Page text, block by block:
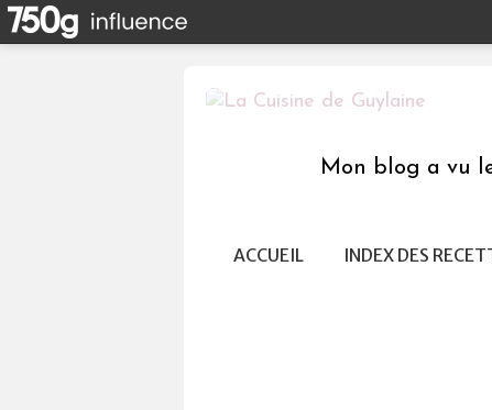
Mon blog a vu
ACCUEIL INDEX DES